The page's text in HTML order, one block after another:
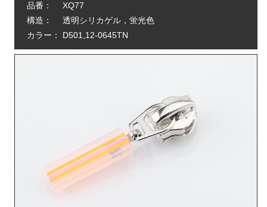
品番：
XQ77
構造：
透明シリカゲル，蛍光色
カラー：
D501,12-0645TN